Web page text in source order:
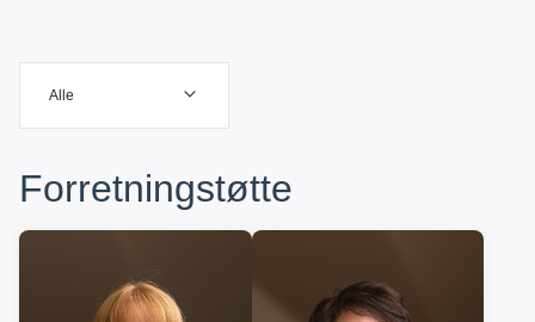
Alle
Forretningstøtte